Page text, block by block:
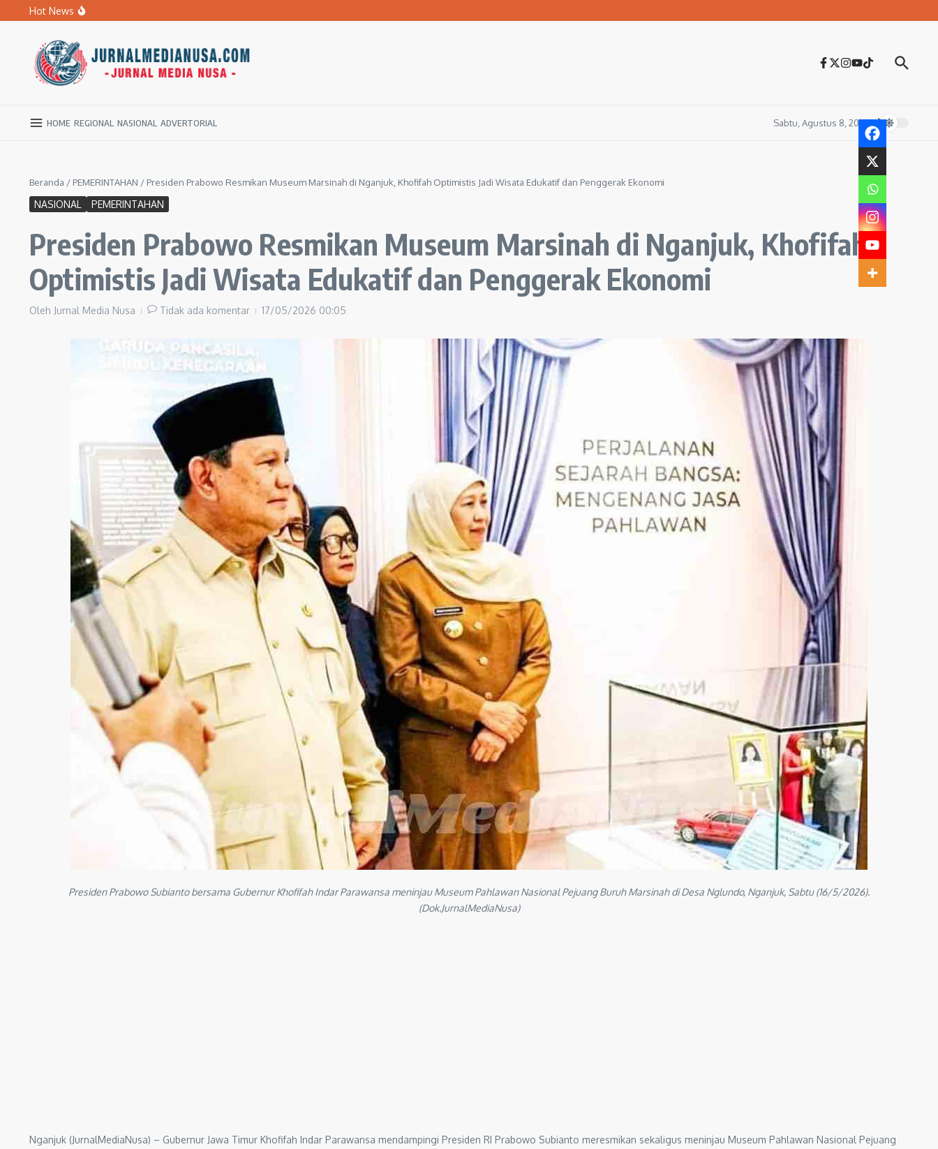
Lewati ke konten
Hot News
Kupas Pola Asuh Berbasis Otak Anak, SD Muhammadiyah 1 Ngawi Gelar Seminar Golden Parenting
HOME REGIONAL NASIONAL ADVERTORIAL Sabtu, Agustus 8, 2026
Beranda / PEMERINTAHAN / Presiden Prabowo Resmikan Museum Marsinah di Nganjuk, Khofifah Optimistis Jadi Wisata Edukatif dan Penggerak Ekonomi
NASIONAL PEMERINTAHAN
Presiden Prabowo Resmikan Museum Marsinah di Nganjuk, Khofifah
Optimistis Jadi Wisata Edukatif dan Penggerak Ekonomi
Oleh Jurnal Media Nusa Tidak ada komentar 17/05/2026 00:05
Presiden Prabowo Subianto bersama Gubernur Khofifah Indar Parawansa meninjau Museum Pahlawan Nasional Pejuang Buruh Marsinah di Desa Nglundo, Nganjuk, Sabtu (16/5/2026).
(Dok.JurnalMediaNusa)
Nganjuk (JurnalMediaNusa) – Gubernur Jawa Timur Khofifah Indar Parawansa mendampingi Presiden RI Prabowo Subianto meresmikan sekaligus meninjau Museum Pahlawan Nasional Pejuang